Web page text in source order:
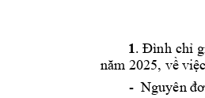
1. Đình chỉ
năm 2025, về
- Nguyên đơ